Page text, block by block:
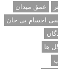
عمق میدان
اجسام بی جان
ها